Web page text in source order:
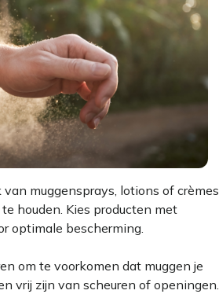
van muggensprays, lotions of crèmes
houden. Kies producten met
optimale bescherming.
om te voorkomen dat muggen je
vrij zijn van scheuren of openingen.